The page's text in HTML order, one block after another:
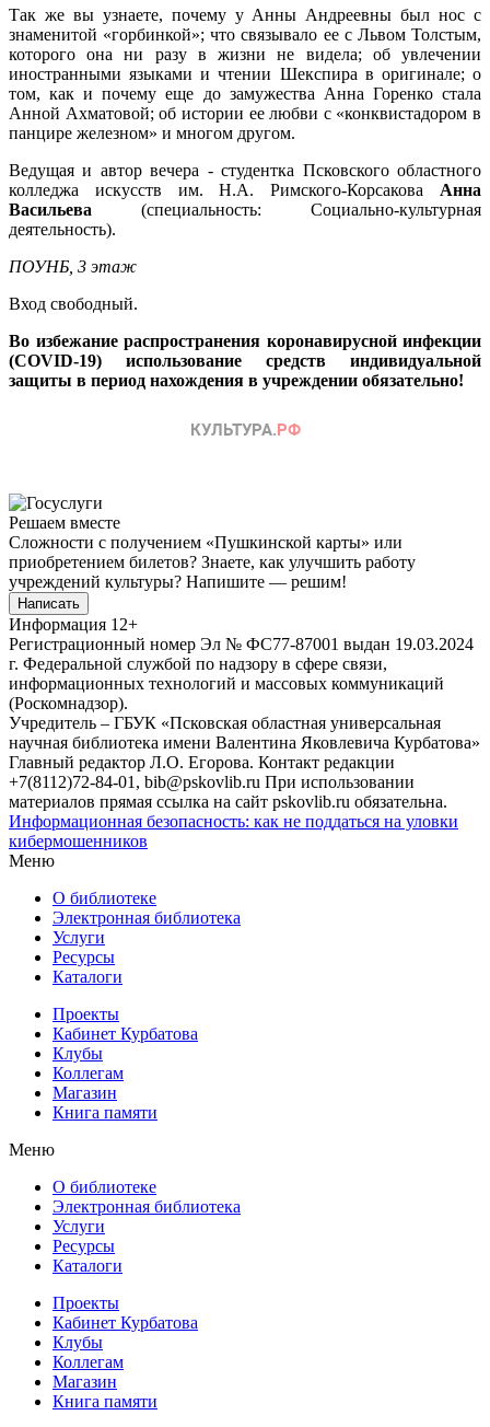
Так же вы узнаете, почему у Анны Андреевны был нос с
знаменитой «горбинкой»; что связывало ее с Львом Толстым,
которого она ни разу в жизни не видела; об увлечении
иностранными языками и чтении Шекспира в оригинале; о
том, как и почему еще до замужества Анна Горенко стала
Анной Ахматовой; об истории ее любви с «конквистадором в
панцире железном» и многом другом.
Ведущая и автор вечера - студентка Псковского областного
колледжа искусств им. Н.А. Римского-Корсакова Анна
Васильева (специальность: Социально-культурная
деятельность).
ПОУНБ, 3 этаж
Вход свободный.
Во избежание распространения коронавирусной инфекции
(COVID-19) использование средств индивидуальной
защиты в период нахождения в учреждении обязательно!
Решаем вместе
Сложности с получением «Пушкинской карты» или
приобретением билетов? Знаете, как улучшить работу
учреждений культуры? Напишите — решим!
Написать
Информация 12+
Регистрационный номер Эл № ФС77-87001 выдан 19.03.2024
г. Федеральной службой по надзору в сфере связи,
информационных технологий и массовых коммуникаций
(Роскомнадзор).
Учредитель – ГБУК «Псковская областная универсальная
научная библиотека имени Валентина Яковлевича Курбатова»
Главный редактор Л.О. Егорова. Контакт редакции
+7(8112)72-84-01, bib@pskovlib.ru При использовании
материалов прямая ссылка на сайт pskovlib.ru обязательна.
Информационная безопасность: как не поддаться на уловки
кибермошенников
Меню
О библиотеке
Электронная библиотека
Услуги
Ресурсы
Каталоги
Проекты
Кабинет Курбатова
Клубы
Коллегам
Магазин
Книга памяти
Меню
О библиотеке
Электронная библиотека
Услуги
Ресурсы
Каталоги
Проекты
Кабинет Курбатова
Клубы
Коллегам
Магазин
Книга памяти